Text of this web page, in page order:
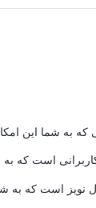
که به شما این
است که